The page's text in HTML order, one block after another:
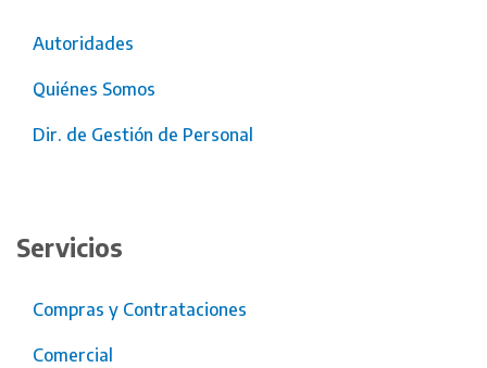
Autoridades
Quiénes Somos
Dir. de Gestión de Personal
Servicios
Compras y Contrataciones
Comercial